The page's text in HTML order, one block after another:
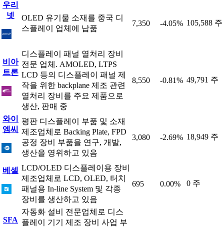
우리
넷
OLED 유기물 소재를 중국 디
스플레이 업체에 납품
7,350 -4.05% 105,588 주
비아
트론
디스플레이 패널 열처리 장비
전문 업체. AMOLED, LTPS
LCD 등의 디스플레이 패널 제
작을 위한 backplane 제조 관련
열처리 장비를 주요 제품으로
생산, 판매 중
8,550 -0.81% 49,791 주
와이
엠씨
평판 디스플레이 부품 및 소재
제조업체로 Backing Plate, FPD
공정 장비 부품을 연구, 개발,
생산을 영위하고 있음
3,080 -2.69% 18,949 주
베셀 LCD/OLED 디스플레이용 장비
제조업체로 LCD, OLED, 터치
패널용 In-line System 및 각종
장비를 생산하고 있음
695 0.00% 0 주
SFA
자동화 설비 전문업체로 디스
플레이 기기 제조 장비 사업 부